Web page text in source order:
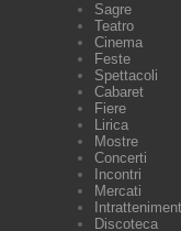
Sagre
Teatro
Cinema
Feste
Spettacoli
Cabaret
Fiere
Lirica
Mostre
Concerti
Incontri
Mercati
Discoteca